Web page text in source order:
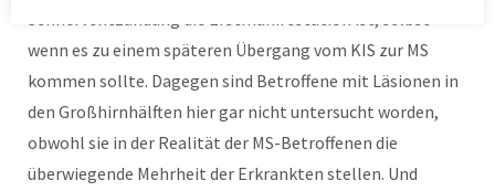
wenn es zu einem späteren Übergang vom KIS zur MS
kommen sollte. Dagegen sind Betroffene mit Läsionen in
den Großhirnhälften hier gar nicht untersucht worden,
obwohl sie in der Realität der MS-Betroffenen die
überwiegende Mehrheit der Erkrankten stellen. Und